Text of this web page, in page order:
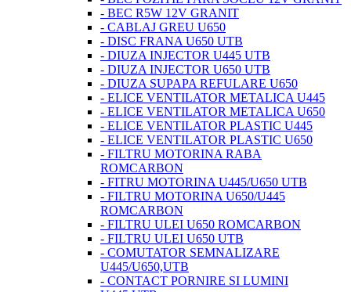
- BEC R5W 12V GRANIT
- CABLAJ GREU U650
- DISC FRANA U650 UTB
- DIUZA INJECTOR U445 UTB
- DIUZA INJECTOR U650 UTB
- DIUZA SUPAPA REFULARE U650
- ELICE VENTILATOR METALICA U445
- ELICE VENTILATOR METALICA U650
- ELICE VENTILATOR PLASTIC U445
- ELICE VENTILATOR PLASTIC U650
- FILTRU MOTORINA RABA
ROMCARBON
- FITRU MOTORINA U445/U650 UTB
- FILTRU MOTORINA U650/U445
ROMCARBON
- FILTRU ULEI U650 ROMCARBON
- FILTRU ULEI U650 UTB
- COMUTATOR SEMNALIZARE
U445/U650,UTB
- CONTACT PORNIRE SI LUMINI